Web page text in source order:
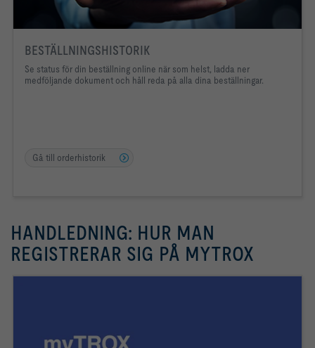
BESTÄLLNINGSHISTORIK
Se status för din beställning online när som helst, ladda ner
medföljande dokument och håll reda på alla dina beställningar.
Gå till orderhistorik
HANDLEDNING: HUR MAN
REGISTRERAR SIG PÅ MYTROX